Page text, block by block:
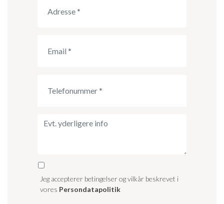
Jeg accepterer betingelser og vilkår beskrevet i
vores Persondatapolitik